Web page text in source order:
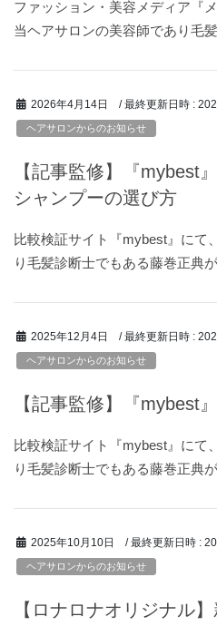
ファッション・美容メディア『
当ヘアサロンの美容師であり毛
2026年4月14日 / 最終更新日時 :
ヘアサロンからのお知らせ
【記事監修】『mybest
シャンプーの選び方
比較検証サイト『mybest』にて
り毛髪診断士でもある藤巻正典
2025年12月4日 / 最終更新日時 :
ヘアサロンからのお知らせ
【記事監修】『mybest
比較検証サイト『mybest』にて
り毛髪診断士でもある藤巻正典
2025年10月10日 / 最終更新日時 :
ヘアサロンからのお知らせ
【ロナロナオリジナル